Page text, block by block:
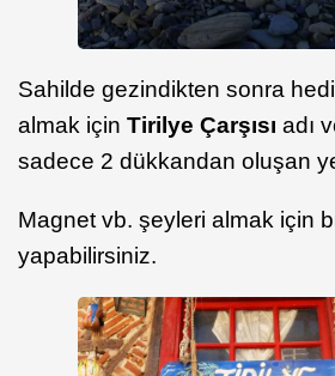
Sahilde gezindikten sonra
almak için Tirilye Çarşısı adı
sadece 2 dükkandan oluşan
Magnet vb. şeyleri almak için
yapabilirsiniz.